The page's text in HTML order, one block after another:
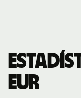
EUR